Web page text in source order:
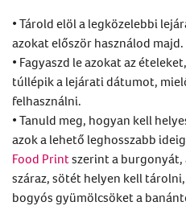
• Tárold elöl a legközelebbi
azokat először használod majd.
• Fagyaszd le azokat az
túllépik a lejárati dátumot,
felhasználni.
• Tanuld meg, hogyan kell
azok a lehető leghosszabb
Food Printszerint a burgonyát,
száraz, sötét helyen kell
bogyós gyümölcsöket a